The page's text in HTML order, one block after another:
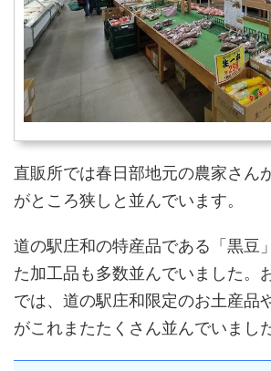
直販所では春日部地元の農家さん
がところ狭しと並んでいます。
道の駅庄和の特産品である「黒豆
た加工品も多数並んでいました。
では、道の駅庄和限定のお土産品
がこれまたたくさん並んでいました